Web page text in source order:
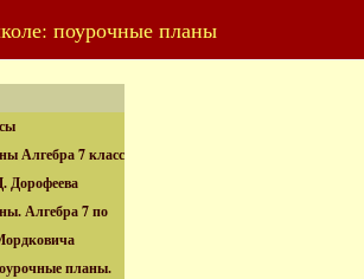
поурочные планы
Алгебра 7 класс
Дорофеева
Алгебра 7 по
планы.